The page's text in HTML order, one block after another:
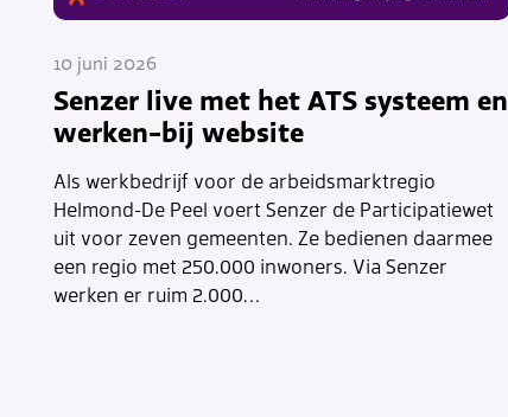
10 juni 2026
Senzer live met het ATS systeem en
werken-bij website
Als werkbedrijf voor de arbeidsmarktregio
Helmond-De Peel voert Senzer de Participatiewet
uit voor zeven gemeenten. Ze bedienen daarmee
een regio met 250.000 inwoners. Via Senzer
werken er ruim 2.000…